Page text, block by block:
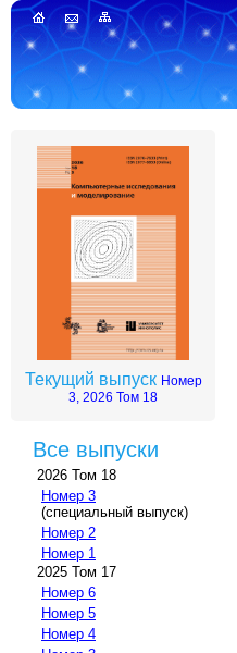
Текущий выпуск Номер
3, 2026 Том 18
Все выпуски
2026 Том 18
Номер 3
(специальный выпуск)
Номер 2
Номер 1
2025 Том 17
Номер 6
Номер 5
Номер 4